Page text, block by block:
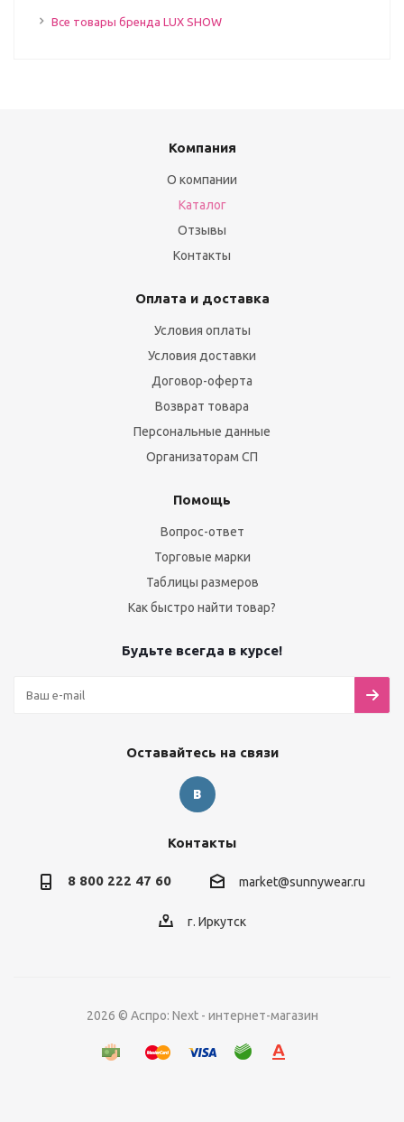
Все товары бренда LUX SHOW
Компания
О компании
Каталог
Отзывы
Контакты
Оплата и доставка
Условия оплаты
Условия доставки
Договор-оферта
Возврат товара
Персональные данные
Организаторам СП
Помощь
Вопрос-ответ
Торговые марки
Таблицы размеров
Как быстро найти товар?
Будьте всегда в курсе!
Оставайтесь на связи
Контакты
8 800 222 47 60 market@sunnywear.ru
г. Иркутск
2026 © Аспро: Next - интернет-магазин